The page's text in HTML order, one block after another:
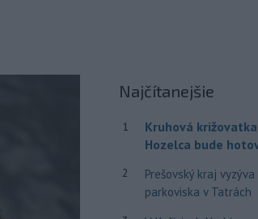
Najčítanejšie
1
Kruhová
Hozelca bude
2
Prešovský kraj
parkoviska v Tatrách